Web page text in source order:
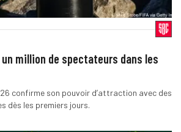
un million de spectateurs dans les
confirme son pouvoir d’attraction avec des
dès les premiers jours.